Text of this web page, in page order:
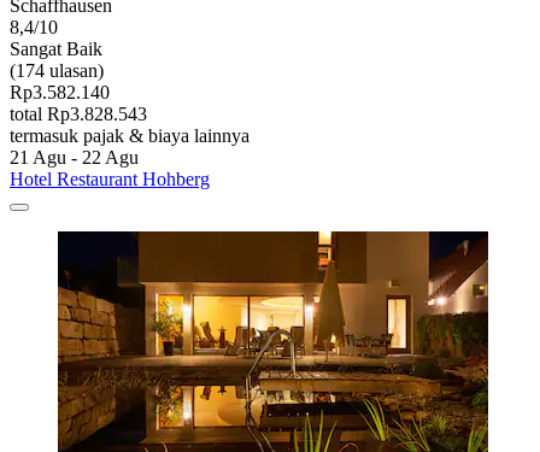
Schaffhausen
8,4/10
Sangat Baik
(174 ulasan)
Rp3.582.140
total Rp3.828.543
termasuk pajak & biaya lainnya
21 Agu - 22 Agu
Hotel Restaurant Hohberg